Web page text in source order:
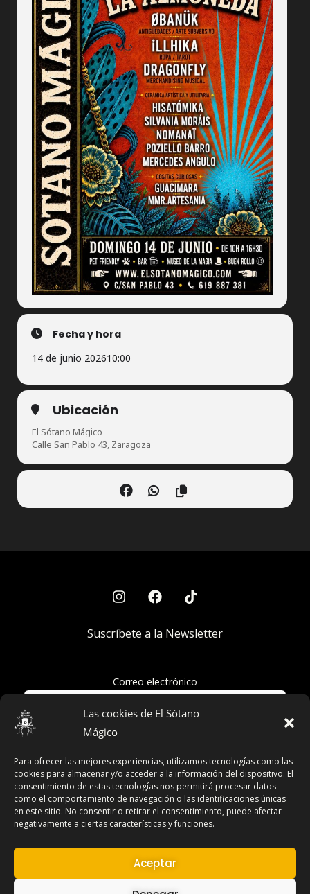
Las cookies de El Sótano
Mágico
Para ofrecer las mejores experiencias, utilizamos tecnologías como las
cookies para almacenar y/o acceder a la información del dispositivo. El
consentimiento de estas tecnologías nos permitirá procesar datos
como el comportamiento de navegación o las identificaciones únicas
en este sitio. No consentir o retirar el consentimiento, puede afectar
negativamente a ciertas características y funciones.
Aceptar
Fecha y hora
14 de junio 202610:00
Ubicación
El Sótano Mágico
Calle San Pablo 43, Zaragoza
Suscríbete a la Newsletter
Correo electrónico
Acepto la política de privacidad
Términos y Condiciones
Contacto